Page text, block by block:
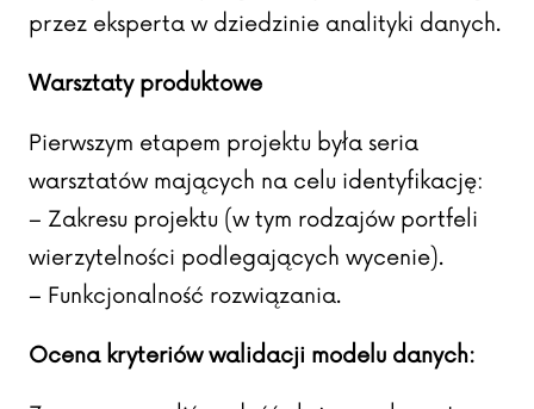
przez eksperta w dziedzinie analityki danych.
Warsztaty produktowe
Pierwszym etapem projektu była seria
warsztatów mających na celu identyfikację:
– Zakresu projektu (w tym rodzajów portfeli
wierzytelności podlegających wycenie).
– Funkcjonalność rozwiązania.
Ocena kryteriów walidacji modelu danych: